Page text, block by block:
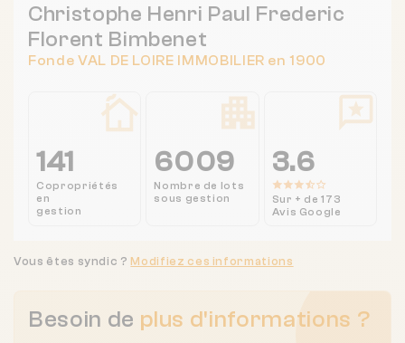
Christophe Henri Paul Frederic
Florent Bimbenet
Fonde VAL DE LOIRE IMMOBILIER en 1900
141
Copropriétés
en
gestion
6009
Nombre de lots
sous gestion
3.6
Sur + de 173
Avis Google
Besoin de plus d'informations ?
Vous êtes syndic ? Modifiez ces informations